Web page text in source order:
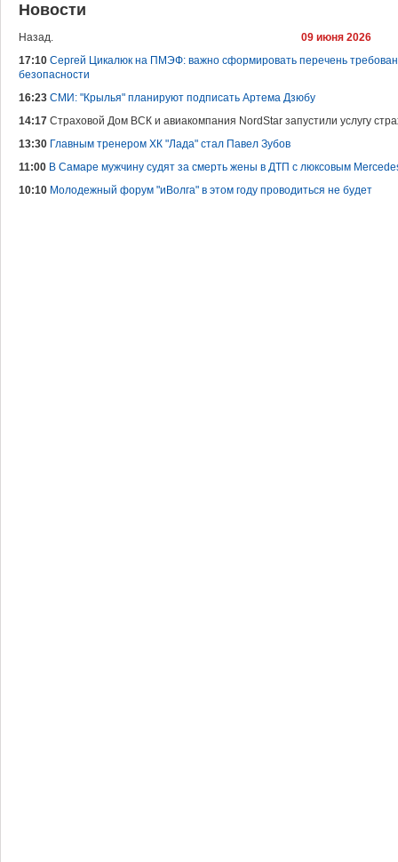
Новости
Назад.
09 июня 2026
17:10 Сергей Цикалюк на ПМЭФ: важно сформировать перечень
безопасности
16:23 СМИ: "Крылья" планируют подписать Артема Дзюбу
14:17 Страховой Дом ВСК и авиакомпания NordStar запустили услугу
13:30 Главным тренером ХК "Лада" стал Павел Зубов
11:00 В Самаре мужчину судят за смерть жены в ДТП с люксовым
10:10 Молодежный форум "иВолга" в этом году проводиться не будет